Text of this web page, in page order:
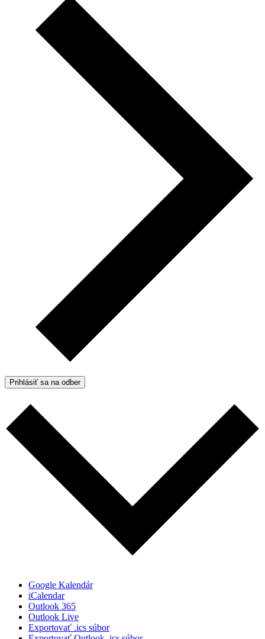
Prihlásiť sa na odber
Google Kalendár
iCalendar
Outlook 365
Outlook Live
Exportovať .ics súbor